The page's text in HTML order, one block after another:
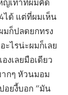
ญ่เท่าที่ผมคิด
ได้ แต่ที่ผมเห็น
มก็ปลดยกทรง
ไรน่ะผมก็เลย
งเลยมือเดียว
กๆ หัวนมอม
อยงี้บอก “มัน